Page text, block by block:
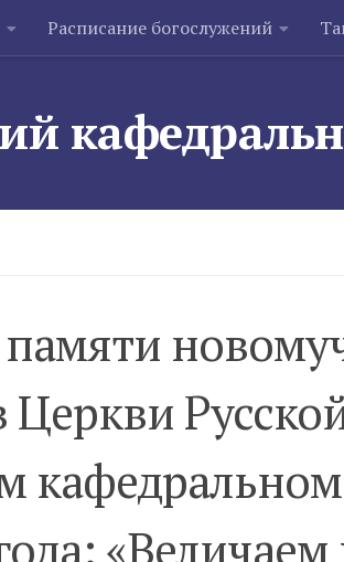
Расписание богослужений
«Величаем